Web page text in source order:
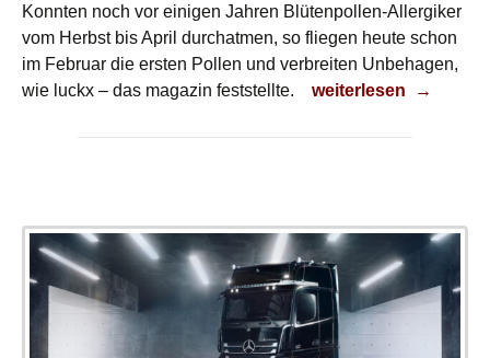
Konnten noch vor einigen Jahren Blütenpollen-Allergiker
vom Herbst bis April durchatmen, so fliegen heute schon
im Februar die ersten Pollen und verbreiten Unbehagen,
wie luckx – das magazin feststellte.
Die Saison beginnt
weiterlesen →